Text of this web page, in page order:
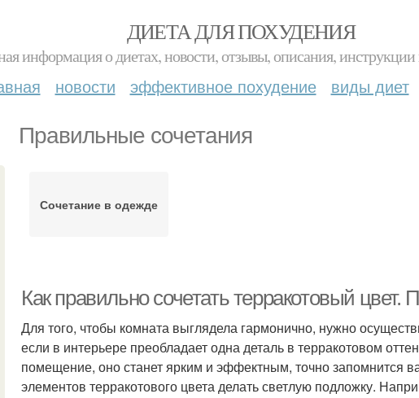
ДИЕТА ДЛЯ ПОХУДЕНИЯ
информация о диетах, новости, отзывы, описания,
новости эффективное похудение виды диет
Правильные сочетания
Сочетание в одежде
Как правильно сочетать терракотовый
Для того, чтобы комната выглядела гармонично, нужно
если в интерьере преобладает одна деталь в терракотовом
помещение, оно станет ярким и эффектным, точно запомнится
элементов терракотового цвета делать светлую подложку.